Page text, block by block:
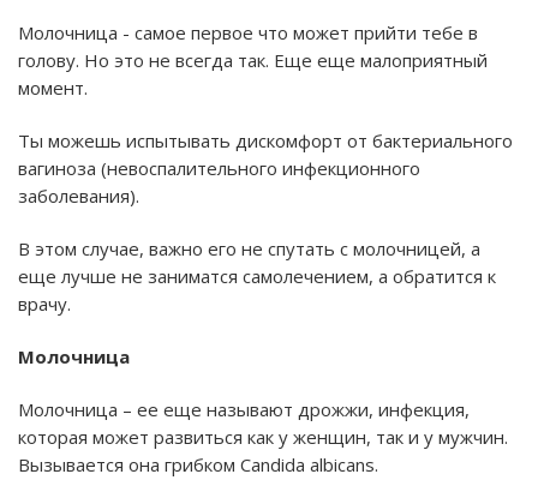
Молочница - самое первое что может прийти тебе в
голову. Но это не всегда так. Еще еще малоприятный
момент.
Ты можешь испытывать дискомфорт от бактериального
вагиноза (невоспалительного инфекционного
заболевания).
В этом случае, важно его не спутать с молочницей, а
еще лучше не заниматся самолечением, а обратится к
врачу.
Молочница
Молочница – ее еще называют дрожжи, инфекция,
которая может развиться как у женщин, так и у мужчин.
Вызывается она грибком Candida albicans.